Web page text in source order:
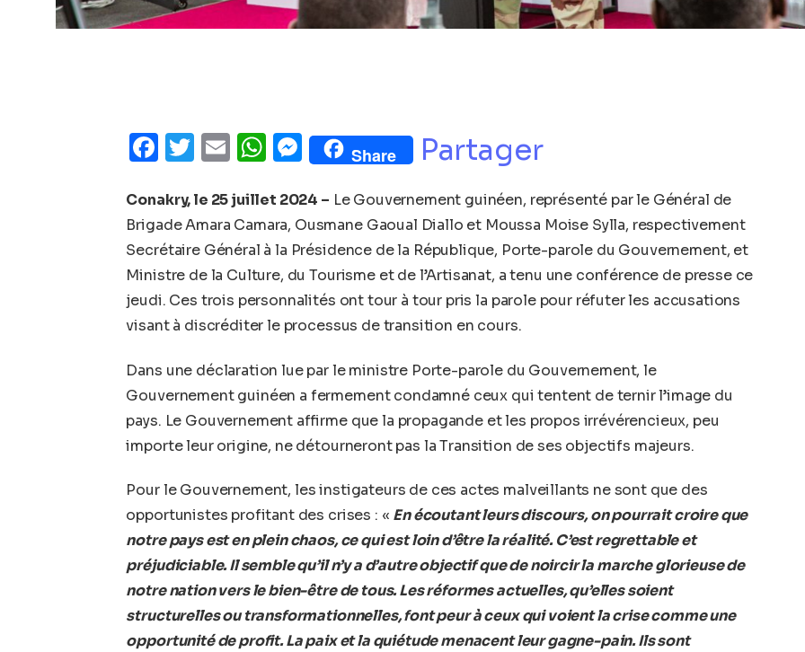
Facebook
Twitter
EmailWhatsApp
Messenger
Share Partager
Conakry, le 25 juillet 2024 – Le Gouvernement guinéen, représenté par le Général de
Brigade Amara Camara, Ousmane Gaoual Diallo et Moussa Moise Sylla, respectivement
Secrétaire Général à la Présidence de la République, Porte-parole du Gouvernement, et
Ministre de la Culture, du Tourisme et de l’Artisanat, a tenu une conférence de presse ce
jeudi. Ces trois personnalités ont tour à tour pris la parole pour réfuter les accusations
visant à discréditer le processus de transition en cours.
Dans une déclaration lue par le ministre Porte-parole du Gouvernement, le
Gouvernement guinéen a fermement condamné ceux qui tentent de ternir l’image du
pays. Le Gouvernement affirme que la propagande et les propos irrévérencieux, peu
importe leur origine, ne détourneront pas la Transition de ses objectifs majeurs.
Pour le Gouvernement, les instigateurs de ces actes malveillants ne sont que des
opportunistes profitant des crises : « En écoutant leurs discours, on pourrait croire que
notre pays est en plein chaos, ce qui est loin d’être la réalité. C’est regrettable et
préjudiciable. Il semble qu’il n’y a d’autre objectif que de noircir la marche glorieuse de
notre nation vers le bien-être de tous. Les réformes actuelles, qu’elles soient
structurelles ou transformationnelles, font peur à ceux qui voient la crise comme une
opportunité de profit. La paix et la quiétude menacent leur gagne-pain. Ils sont